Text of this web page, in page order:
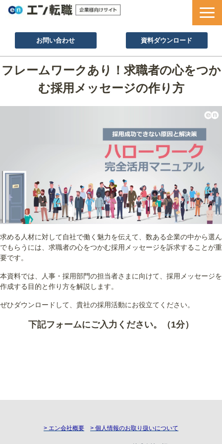
お問い合わせ 資料ダウンロード
サービス一覧
採用ノウハウ
お役立ち資料
フレームワークあり！求職者の心をつか
む採用メッセージの作り方
求める人材に対して自社で働く魅力を伝えて、数ある企業の中から選ん
でもらうには、求職者の心をつかむ採用メッセージを訴求することが重
要です。
本資料では、人事・採用部門の担当者さまに向けて、採用メッセージを
作成する目的と作り方を解説します。
ぜひダウンロードして、貴社の採用活動にお役立てください。
下記フォームにご入力ください。（1分）
> エン会社概要 > 個人情報のお取り扱いについて